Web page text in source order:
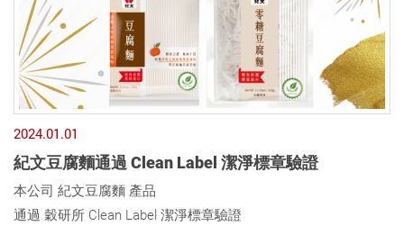
2024.01.01
紀文豆腐麵通過 Clean Label 潔淨標章驗證
本公司 紀文豆腐麵 產品
通過 穀研所 Clean Label 潔淨標章驗證